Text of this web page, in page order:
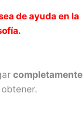
de ayuda en la
completamente